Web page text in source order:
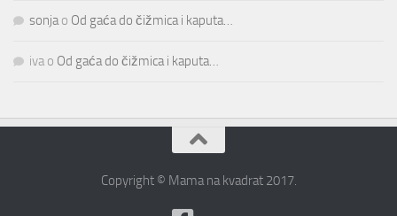
sonjao Od gaća do čižmica i kaputa…
iva o Od gaća do čižmica i kaputa…
Copyright © Mama na kvadrat 2017.